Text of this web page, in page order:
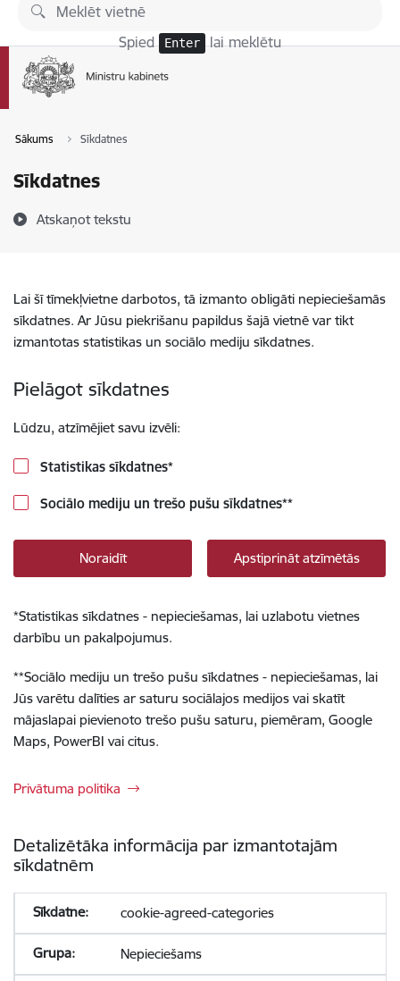
Pāriet uz lapas saturu
Spied Enter lai meklētu
Sākums Sīkdatnes
Sīkdatnes
Atskaņot tekstu
Lai šī tīmekļvietne darbotos, tā izmanto obligāti nepieciešamās
sīkdatnes. Ar Jūsu piekrišanu papildus šajā vietnē var tikt
izmantotas statistikas un sociālo mediju sīkdatnes.
Pielāgot sīkdatnes
Lūdzu, atzīmējiet savu izvēli:
Statistikas sīkdatnes*
Sociālo mediju un trešo pušu sīkdatnes**
Noraidīt Apstiprināt atzīmētās
*Statistikas sīkdatnes - nepieciešamas, lai uzlabotu vietnes
darbību un pakalpojumus.
**Sociālo mediju un trešo pušu sīkdatnes - nepieciešamas, lai
Jūs varētu dalīties ar saturu sociālajos medijos vai skatīt
mājaslapai pievienoto trešo pušu saturu, piemēram, Google
Maps, PowerBI vai citus.
Privātuma politika
Detalizētāka informācija par izmantotajām
sīkdatnēm
cookie-agreed-categories
Nepieciešams